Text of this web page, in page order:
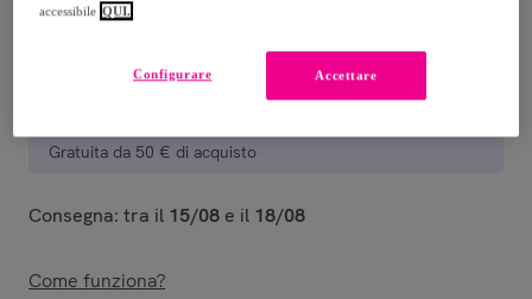
Gratuita da 50 € di acquisto
Consegna: tra il 15/08 e il 18/08
Come funziona?
accessibile QUI.
Accettare
Configurare